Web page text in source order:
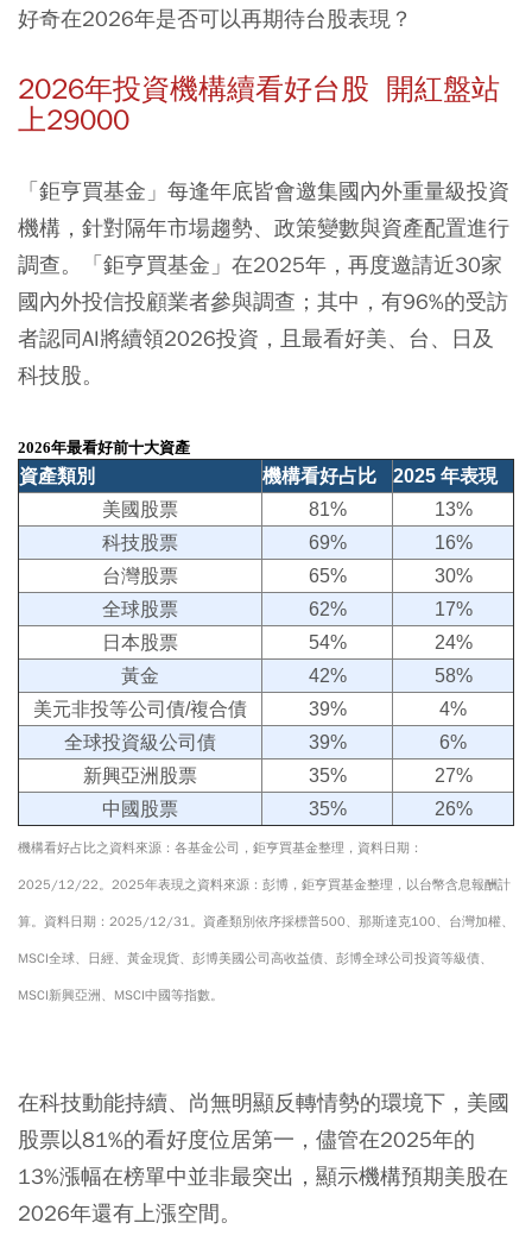
好奇在2026年是否可以再期待台股表現？
2026年投資機構續看好台股 開紅盤站
上29000
「鉅亨買基金」每逢年底皆會邀集國內外重量級投資
機構，針對隔年市場趨勢、政策變數與資產配置進行
調查。「鉅亨買基金」在2025年，再度邀請近30家
國內外投信投顧業者參與調查；其中，有96%的受訪
者認同AI將續領2026投資，且最看好美、台、日及
科技股。
2026年最看好前十大資產
資產類別 機構看好占比
2025 年表現
美國股票
81%
13%
科技股票
69%
16%
台灣股票
65%
30%
全球股票
62%
17%
日本股票
54%
24%
黃金
42%
58%
美元非投等公司債/複合債
39%
4%
全球投資級公司債
39%
6%
新興亞洲股票
35%
27%
中國股票
35% 26%
機構看好占比之資料來源：各基金公司，鉅亨買基金整理，資料日期：
2025/12/22。2025年表現之資料來源：彭博，鉅亨買基金整理，以台幣含息報酬計
算。資料日期：2025/12/31。資產類別依序採標普500、那斯達克100、台灣加權、
MSCI全球、日經、黃金現貨、彭博美國公司高收益債、彭博全球公司投資等級債、
MSCI新興亞洲、MSCI中國等指數。
在科技動能持續、尚無明顯反轉情勢的環境下，美國
股票以81%的看好度位居第一，儘管在2025年的
13%漲幅在榜單中並非最突出，顯示機構預期美股在
2026年還有上漲空間。